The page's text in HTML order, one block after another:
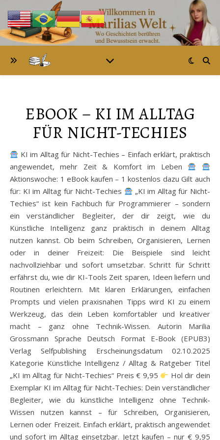
EBOOK – KI IM ALLTAG
FÜR NICHT-TECHIES
KI im Alltag für Nicht-Techies – Einfach erklärt, praktisch
angewendet, mehr Zeit & Komfort im Leben
Aktionswoche: 1 eBook kaufen – 1 kostenlos dazu Gilt auch
für: KI im Alltag für Nicht-Techies
„KI im Alltag für Nicht-
Techies“ ist kein Fachbuch für Programmierer – sondern
ein verständlicher Begleiter, der dir zeigt, wie du
Künstliche Intelligenz ganz praktisch in deinem Alltag
nutzen kannst. Ob beim Schreiben, Organisieren, Lernen
oder in deiner Freizeit: Die Beispiele sind leicht
nachvollziehbar und sofort umsetzbar. Schritt für Schritt
erfährst du, wie dir KI-Tools Zeit sparen, Ideen liefern und
Routinen erleichtern. Mit klaren Erklärungen, einfachen
Prompts und vielen praxisnahen Tipps wird KI zu einem
Werkzeug, das dein Leben komfortabler und kreativer
macht – ganz ohne Technik-Wissen. Autorin Marilia
Grossmann Sprache Deutsch Format E-Book (EPUB3)
Verlag Selfpublishing Erscheinungsdatum 02.10.2025
Kategorie Künstliche Intelligenz / Alltag & Ratgeber Titel
„KI im Alltag für Nicht-Techies“ Preis € 9,95
Hol dir dein
Exemplar KI im Alltag für Nicht-Techies: Dein verständlicher
Begleiter, wie du künstliche Intelligenz ohne Technik-
Wissen nutzen kannst – für Schreiben, Organisieren,
Lernen oder Freizeit. Einfach erklärt, praktisch angewendet
und sofort im Alltag einsetzbar. Jetzt kaufen – nur € 9,95